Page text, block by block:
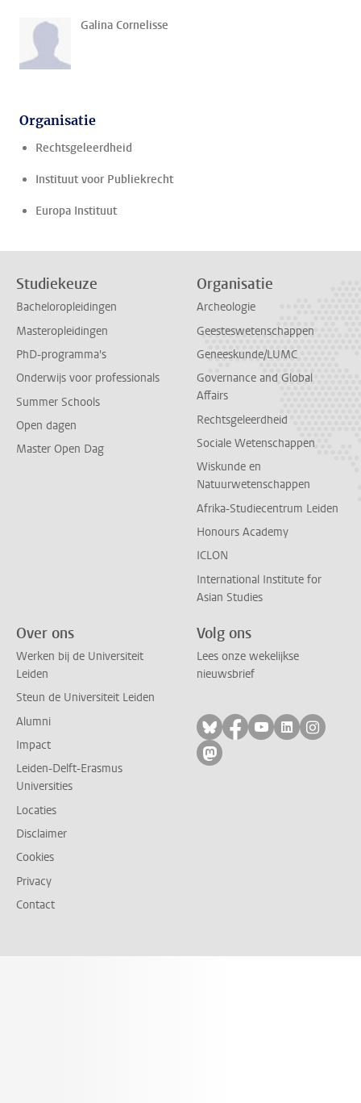
Galina Cornelisse
Organisatie
Rechtsgeleerdheid
Instituut voor Publiekrecht
Europa Instituut
Studiekeuze
Bacheloropleidingen
Masteropleidingen
PhD-programma's
Onderwijs voor professionals
Summer Schools
Open dagen
Master Open Dag
Organisatie
Archeologie
Geesteswetenschappen
Geneeskunde/LUMC
Governance and Global
Affairs
Rechtsgeleerdheid
Sociale Wetenschappen
Wiskunde en
Natuurwetenschappen
Afrika-Studiecentrum Leiden
Honours Academy
ICLON
International Institute for
Asian Studies
Over ons
Werken bij de Universiteit
Leiden
Steun de Universiteit Leiden
Alumni
Impact
Leiden-Delft-Erasmus
Universities
Locaties
Disclaimer
Cookies
Privacy
Contact
Volg ons
Lees onze wekelijkse
nieuwsbrief
Volg ons op bluesky
Volg ons op
Volg ons op
Volg ons
Volg
Volg ons op mastodon